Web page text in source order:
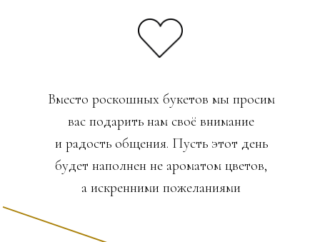
Вместо роскошных букетов мы просим
вас подарить нам своё внимание
и радость общения. Пусть этот день
будет наполнен не ароматом цветов,
а искренними пожеланиями